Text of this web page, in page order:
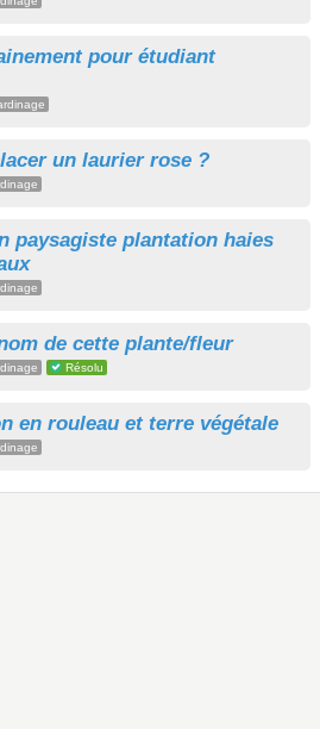
pour étudiant
un laurier rose ?
paysagiste plantation haies
de cette plante/fleur
Résolu
en rouleau et terre végétale